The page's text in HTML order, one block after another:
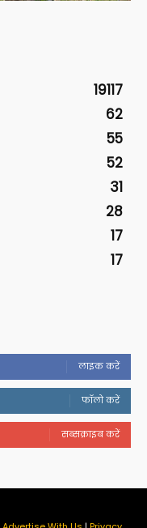
19117
62
55
52
31
28
17
17
लाइक करें
फॉलो करें
सब्सक्राइब करें